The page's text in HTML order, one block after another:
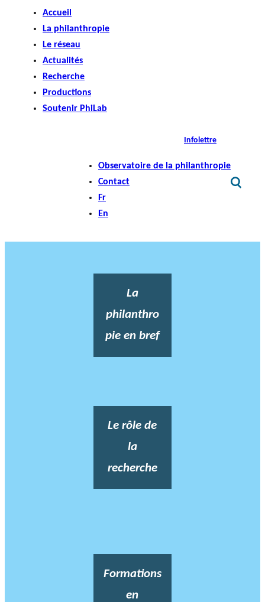
Accueil
La philanthropie
Le réseau
Actualités
Recherche
Productions
Soutenir PhiLab
Infolettre
Observatoire de la philanthropie
Contact
Fr
En
La
philanthro
pie en bref
Le rôle de
la
recherche
Formations
en